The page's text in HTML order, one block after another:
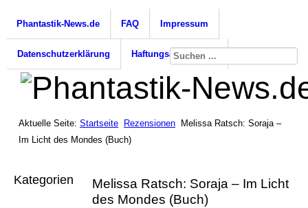
Phantastik-News.de FAQ Impressum
Datenschutzerklärung Haftungsausschluss
Aktuelle Seite: Startseite Rezensionen
Melissa Ratsch: Soraja –
Im Licht des Mondes (Buch)
Kategorien
Melissa Ratsch: Soraja – Im Licht
des Mondes (Buch)